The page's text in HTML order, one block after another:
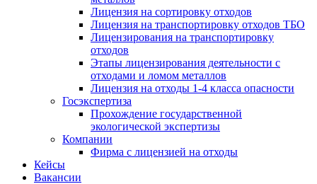
Лицензия на сортировку отходов
Лицензия на транспортировку отходов ТБО
Лицензирования на транспортировку
отходов
Этапы лицензирования деятельности с
отходами и ломом металлов
Лицензия на отходы 1-4 класса опасности
Госэкспертиза
Прохождение государственной
экологической экспертизы
Компании
Фирма с лицензией на отходы
Кейсы
Вакансии